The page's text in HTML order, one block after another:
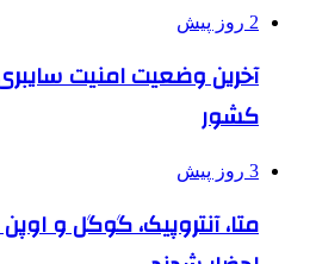
2 روز پیش
آخرین وضعیت امنیت
کشور
3 روز پیش
متا، آنتروپیک، گوگل و